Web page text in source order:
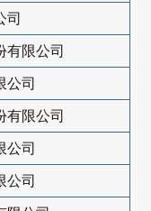
司
有限公司
公司
有限公司
公司
公司